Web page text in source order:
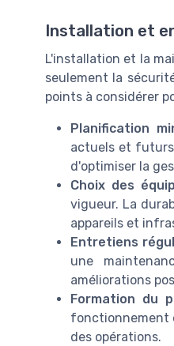
Installation et
L'installation et la
seulement la
points à considérer
Planification
actuels et futurs
d'optimiser la
Choix des
vigueur. La
appareils et
Entretiens
une
améliorations
Formation du
fonctionnement
des opérations.